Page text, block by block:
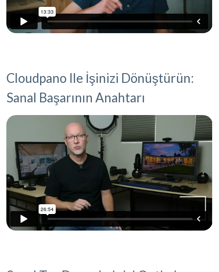
Cloudpano Ile İşinizi Dönüştürün:
Sanal Başarının Anahtarı